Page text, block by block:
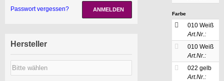
Farbe
010 Weiß
Art.Nr.:
010 Weiß
Art.Nr.:
022 gelb
Art.Nr.:
Passwort vergessen? ANMELDEN
Hersteller